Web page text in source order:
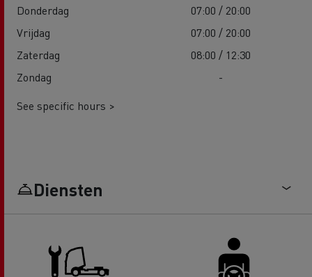
Donderdag
07:00 / 20:00
Vrijdag
07:00 / 20:00
Zaterdag
08:00 / 12:30
Zondag
-
See specific hours >
Diensten